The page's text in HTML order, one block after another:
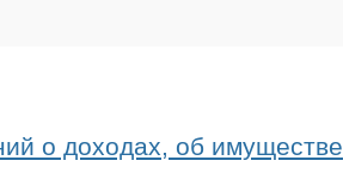
о доходах, об имуществе